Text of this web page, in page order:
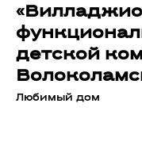
детской
Любимый дом